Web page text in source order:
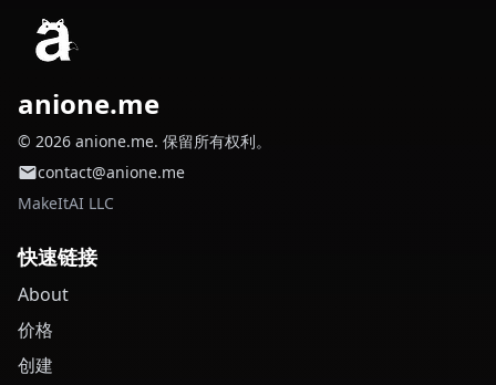
anione.me
© 2026 anione.me. 保留所有权利。
contact@anione.me
MakeItAI LLC
快速链接
About
价格
创建